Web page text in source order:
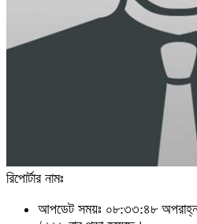
রিপোর্টার নামঃ
আপডেট সময়ঃ ০৮:৩৩:৪৮